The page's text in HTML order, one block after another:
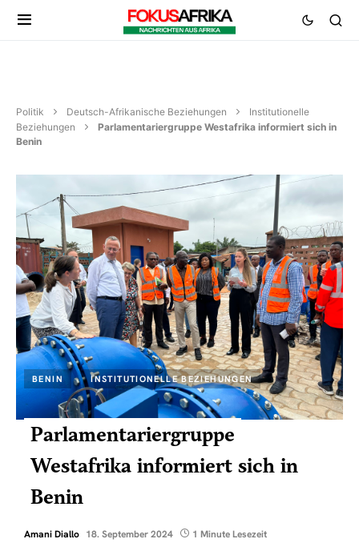
Politik Deutsch-Afrikanische Beziehungen
Institutionelle
Beziehungen
Parlamentariergruppe Westafrika informiert sich in
Benin
BENIN INSTITUTIONELLE BEZIEHUNGEN
Parlamentariergruppe
Westafrika informiert sich in
Benin
Amani Diallo 18. September 2024 1 Minute Lesezeit